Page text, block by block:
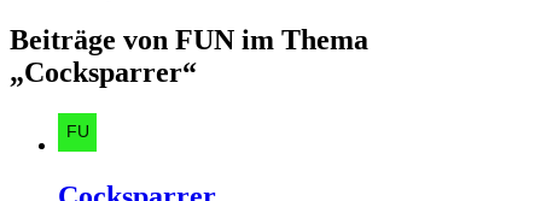
Beiträge von FUN im Thema
„Cocksparrer“